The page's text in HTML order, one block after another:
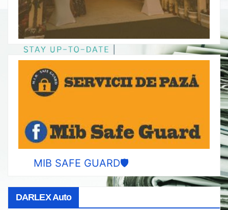
MIB SAFE GUARD🛡️
DARLEX Auto